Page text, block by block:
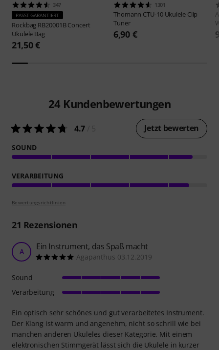
347
PASST GARANTIERT
Rockbag RB20001B Concert
Ukulele Bag
21,50 €
1301
Thomann CTU-10 Ukulele Clip
Tuner
6,90 €
24 Kundenbewertungen
4.7 Jetzt bewerten
SOUND
VERARBEITUNG
Bewertungsrichtlinien
21 Rezensionen
A Ein Instrument, das Spaß macht
Agapanthus 03.12.2019
Ein optisch sehr schönes und gut verarbeitetes Instrument.
Der Klang ist warm und angenehm, nicht so schrill wie bei
manchen anderen Ukuleles dieser Kategorie. Mit einem
elektronischen Stimmgerät lässt sich die Ukulele in kurzer
Sound
Verarbeitung